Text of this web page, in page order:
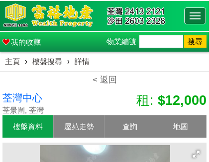
我的收藏 物業編號 搜尋
主頁 › 樓盤搜尋 › 詳情
< 返回
荃灣中心
荃景圍, 荃灣
租: $12,000
樓盤資料 屋苑走勢 查詢 地圖